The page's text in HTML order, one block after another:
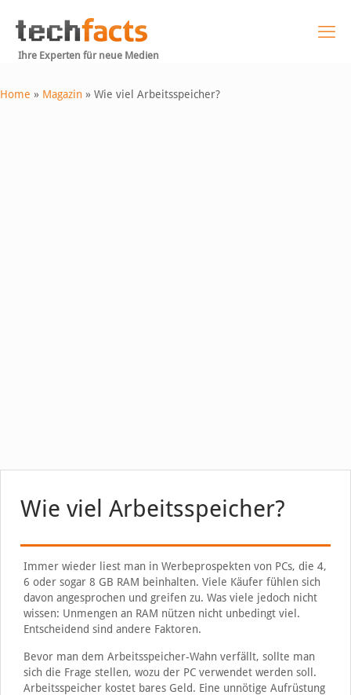
Ihre Experten für neue Medien
Home » Magazin » Wie viel Arbeitsspeicher?
Wie viel Arbeitsspeicher?
Immer wieder liest man in Werbeprospekten von PCs, die 4,
6 oder sogar 8 GB RAM beinhalten. Viele Käufer fühlen sich
davon angesprochen und greifen zu. Was viele jedoch nicht
wissen: Unmengen an RAM nützen nicht unbedingt viel.
Entscheidend sind andere Faktoren.
Bevor man dem Arbeitsspeicher-Wahn verfällt, sollte man
sich die Frage stellen, wozu der PC verwendet werden soll.
Arbeitsspeicher kostet bares Geld. Eine unnötige Aufrüstung